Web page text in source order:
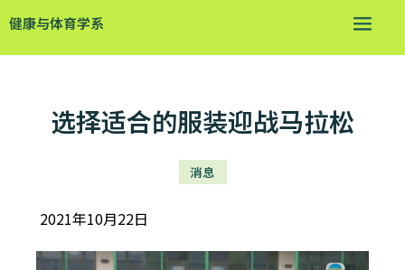
健康与体育学系
选择适合的服装迎战马拉松
消息
2021年10月22日